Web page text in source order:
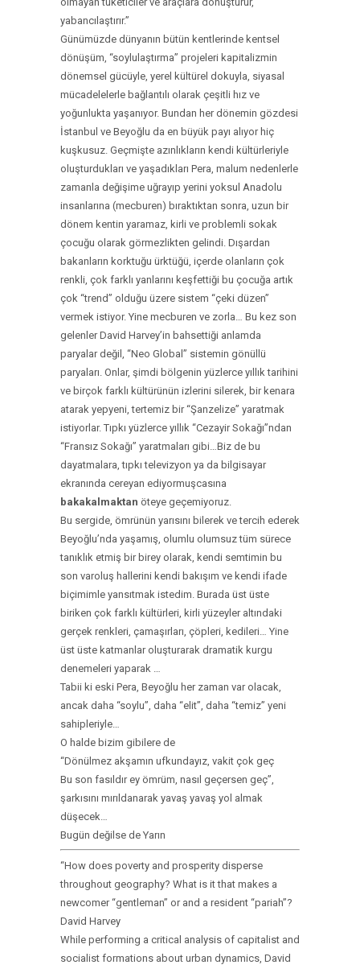
yabancılaştırır.”
Günümüzde dünyanın bütün kentlerinde kentsel
dönüşüm, “soylulaştırma” projeleri kapitalizmin
dönemsel gücüyle, yerel kültürel dokuyla, siyasal
mücadelelerle bağlantılı olarak çeşitli hız ve
yoğunlukta yaşanıyor. Bundan her dönemin gözdesi
İstanbul ve Beyoğlu da en büyük payı alıyor hiç
kuşkusuz. Geçmişte azınlıkların kendi kültürleriyle
oluşturdukları ve yaşadıkları Pera, malum nedenlerle
zamanla değişime uğrayıp yerini yoksul Anadolu
insanlarına (mecburen) bıraktıktan sonra, uzun bir
dönem kentin yaramaz, kirli ve problemli sokak
çocuğu olarak görmezlikten gelindi. Dışardan
bakanların korktuğu ürktüğü, içerde olanların çok
renkli, çok farklı yanlarını keşfettiği bu çocuğa artık
çok “trend” olduğu üzere sistem “çeki düzen”
vermek istiyor. Yine mecburen ve zorla… Bu kez son
gelenler David Harvey’in bahsettiği anlamda
paryalar değil, “Neo Global” sistemin gönüllü
paryaları. Onlar, şimdi bölgenin yüzlerce yıllık tarihini
ve birçok farklı kültürünün izlerini silerek, bir kenara
atarak yepyeni, tertemiz bir “Şanzelize” yaratmak
istiyorlar. Tıpkı yüzlerce yıllık “Cezayir Sokağı”ndan
“Fransız Sokağı” yaratmaları gibi…Biz de bu
dayatmalara, tıpkı televizyon ya da bilgisayar
ekranında cereyan ediyormuşcasına
bakakalmaktan öteye geçemiyoruz.
Bu sergide, ömrünün yarısını bilerek ve tercih ederek
Beyoğlu’nda yaşamış, olumlu olumsuz tüm sürece
tanıklık etmiş bir birey olarak, kendi semtimin bu
son varoluş hallerini kendi bakışım ve kendi ifade
biçimimle yansıtmak istedim. Burada üst üste
biriken çok farklı kültürleri, kirli yüzeyler altındaki
gerçek renkleri, çamaşırları, çöpleri, kedileri… Yine
üst üste katmanlar oluşturarak dramatik kurgu
denemeleri yaparak …
Tabii ki eski Pera, Beyoğlu her zaman var olacak,
ancak daha “soylu”, daha “elit”, daha “temiz” yeni
sahipleriyle…
O halde bizim gibilere de
“Dönülmez akşamın ufkundayız, vakit çok geç
Bu son fasıldır ey ömrüm, nasıl geçersen geç”,
şarkısını mırıldanarak yavaş yavaş yol almak
düşecek…
Bugün değilse de Yarın
“How does poverty and prosperity disperse
throughout geography? What is it that makes a
newcomer “gentleman” or and a resident “pariah”?
David Harvey
While performing a critical analysis of capitalist and
socialist formations about urban dynamics, David